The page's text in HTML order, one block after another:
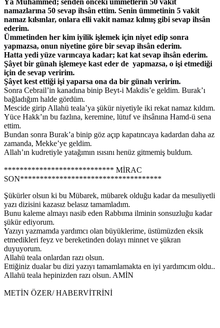
Yâ Muhammed; senden önceki ümmetlerin 50 vakit
namazlarına 50 sevap ihsân ettim. Senin ümmetinin 5 vakit
namaz kılsınlar, onlara elli vakit namaz kılmış gibi sevap ihsân
ederim.
Ümmetinden her kim iyilik işlemek için niyet edip sonra
yapmazsa, onun niyetine göre bir sevap ihsân ederim.
Hatta yedi yüze varıncaya kadar; kat kat sevap ihsân ederim.
Şâyet bir günah işlemeye kast eder de yapmazsa, o işi etmediği
için de sevap veririm.
Şâyet kest ettiği işi yaparsa ona da bir günah veririm.
Sonra Cebrail’in kanadına binip Beyt-i Makdis’e geldim. Burak’ı
bağladığım halde gördüm.
Mescide girip Allahü teala’ya şükür niyetiyle iki rekat namaz kıldım.
Yüce Hakk’ın bu fazlına, keremine, lütuf ve ihsânına Hamd-ü sena
ettim.
Bundan sonra Burak’a binip göz açıp kapatıncaya kadardan daha az
zamanda, Mekke’ye geldim.
Allah’ın kudretiyle yatağımın ısısını henüz gitmemiş buldum.
**************************** MİRAC
SON************************************
Şükürler olsun ki bu Mübarek, mübarek olduğu kadar da mesuliyetli
yazı dizisini kazasız belasız tamamladım.
Bunu kaleme almayı nasib eden Rabbıma ilminin sonsuzluğu kadar
şükür ediyorum.
Yazıyı yazmamda yardımcı olan büyüklerime, üstümüzden eksik
etmedikleri feyz ve bereketinden dolayı minnet ve şükran
duyuyorum.
Allahü teala onlardan razı olsun.
Ettiğiniz dualar bu dizi yazıyı tamamlamakta en iyi yardımcım oldu..
Allahü teala hepinizden razı olsun. AMİN
METİN ÖZER/ HABERVİTRİNİ